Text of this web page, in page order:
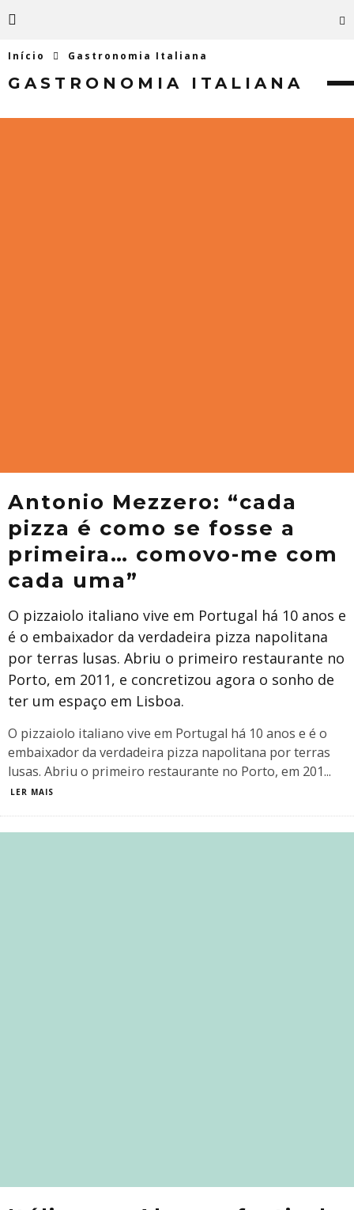
Início Gastronomia Italiana
GASTRONOMIA ITALIANA
Antonio Mezzero: “cada
pizza é como se fosse a
primeira… comovo-me com
cada uma”
O pizzaiolo italiano vive em Portugal há 10 anos e
é o embaixador da verdadeira pizza napolitana
por terras lusas. Abriu o primeiro restaurante no
Porto, em 2011, e concretizou agora o sonho de
ter um espaço em Lisboa.
O pizzaiolo italiano vive em Portugal há 10 anos e é o
embaixador da verdadeira pizza napolitana por terras
lusas. Abriu o primeiro restaurante no Porto, em 201...
LER MAIS